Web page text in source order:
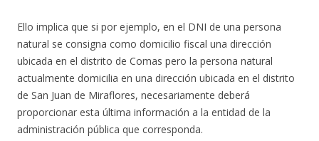
Ello implica que si por ejemplo, en el DNI de una persona
natural se consigna como domicilio fiscal una dirección
ubicada en el distrito de Comas pero la persona natural
actualmente domicilia en una dirección ubicada en el distrito
de San Juan de Miraflores, necesariamente deberá
proporcionar esta última información a la entidad de la
administración pública que corresponda.